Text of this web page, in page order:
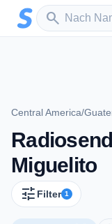
Zum Hauptinhalt
search
Sender suchen
Central America/
Miguelito
tune Filter 1